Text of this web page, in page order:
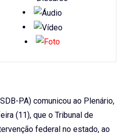
PA) comunicou ao Plenário,
(11), que o Tribunal de
federal no estado, ao